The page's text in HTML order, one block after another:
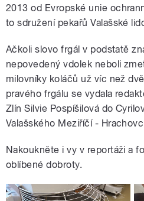
2013 od Evropské unie
to sdružení pekařů Valašské
Ačkoli slovo frgál v podstatě
nepovedený vdolek neboli
milovníky koláčů už víc než
pravého frgálu se vydala
Zlín Silvie Pospíšilová do
Valašského Meziříčí -
Nakoukněte i vy v reportáži a
oblíbené dobroty.